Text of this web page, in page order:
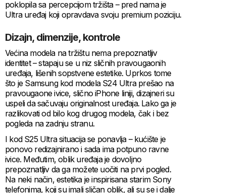
poklopila sa percepcijom tržišta – pred nama je
Ultra uređaj koji opravdava svoju premium poziciju.
Dizajn, dimenzije, kontrole
Većina modela na tržištu nema prepoznatljiv
identitet – stapaju se u niz sličnih pravougaonih
uređaja, lišenih sopstvene estetike. Uprkos tome
što je Samsung kod modela S24 Ultra prešao na
pravougaone ivice, slično iPhone liniji, dizajneri su
uspeli da sačuvaju originalnost uređaja. Lako ga je
razlikovati od bilo kog drugog modela, čak i bez
pogleda na zadnju stranu.
I kod S25 Ultra situacija se ponavlja – kućište je
ponovo redizajnirano i sada ima potpuno ravne
ivice. Međutim, oblik uređaja je dovoljno
prepoznatljiv da ga možete uočiti na prvi pogled.
Na neki način, estetika je inspirisana starim Sony
telefonima, koji su imali sličan oblik, ali su se i dalje